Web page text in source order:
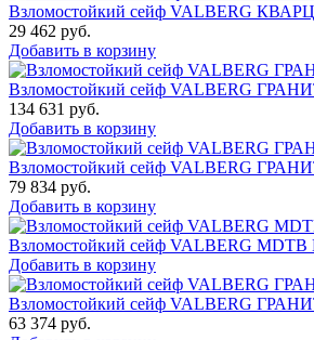
Взломостойкий сейф VALBERG
29 462 руб.
Добавить в корзину
Взломостойкий сейф VALBERG
134 631 руб.
Добавить в корзину
Взломостойкий сейф VALBERG
79 834 руб.
Добавить в корзину
Взломостойкий сейф VALBERG MDTB
Добавить в корзину
Взломостойкий сейф VALBERG
63 374 руб.